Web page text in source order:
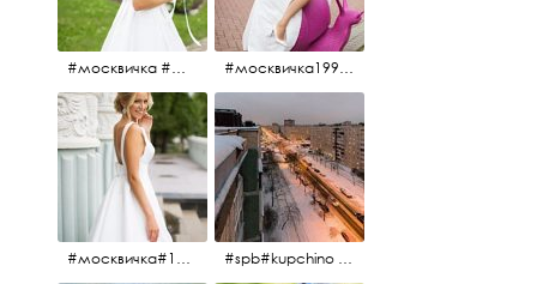
#москвичка #москвичка1990#вднх2016 #июль2016 #1990 #москвичка1990@#июль2016 #вднх2016 #1990
#москвичка#1990#вднх2016#июль2016# #spb#kupchino #крышапотекла